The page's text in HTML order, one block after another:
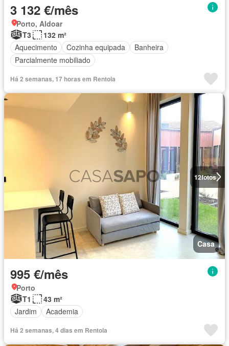
3 132 €/mês
Porto, Aldoar
T3
132 m²
Aquecimento
Cozinha equipada
Banheira
Parcialmente mobiliado
Há 2 semanas, 17 horas em Rentola
12fotos
Casa
995 €/mês
Porto
T1
43 m²
Jardim
Academia
Há 2 semanas, 4 dias em Rentola